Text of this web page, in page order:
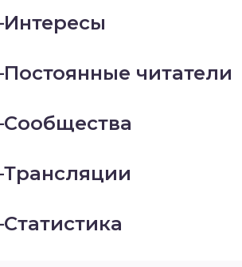
Интересы
Постоянные читатели
Сообщества
Трансляции
Статистика